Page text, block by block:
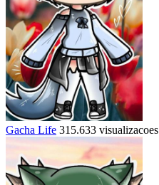
Gacha Life 315.633 visualizacoes